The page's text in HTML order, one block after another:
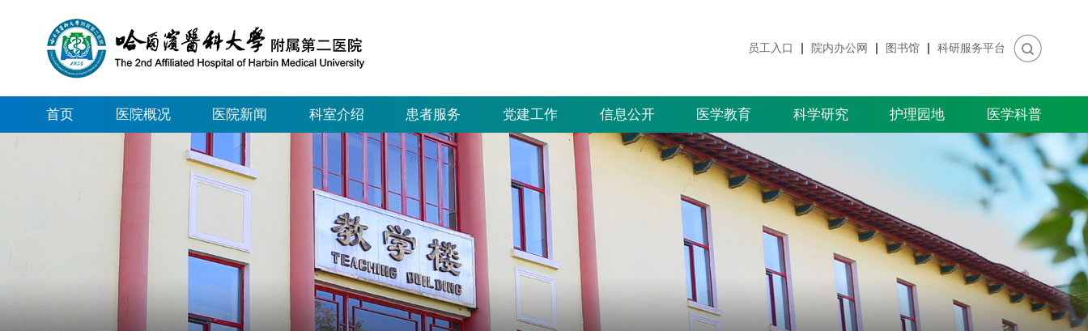
员工入口 院内办公网 图书馆 科研服务平台
首页 医院概况 医院新闻 科室介绍 患者服务 党建工作 信息公开 医学教育 科学研究 护理园地 医学科普